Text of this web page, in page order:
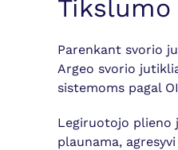
Tikslumo
Parenkant svorio
Argeo svorio
sistemoms pagal
Legiruotojo plieno
plaunama,